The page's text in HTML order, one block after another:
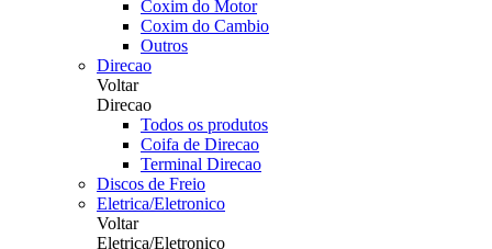
Coxim do Motor
Coxim do Cambio
Outros
Direcao
Voltar
Direcao
Todos os produtos
Coifa de Direcao
Terminal Direcao
Discos de Freio
Eletrica/Eletronico
Voltar
Eletrica/Eletronico